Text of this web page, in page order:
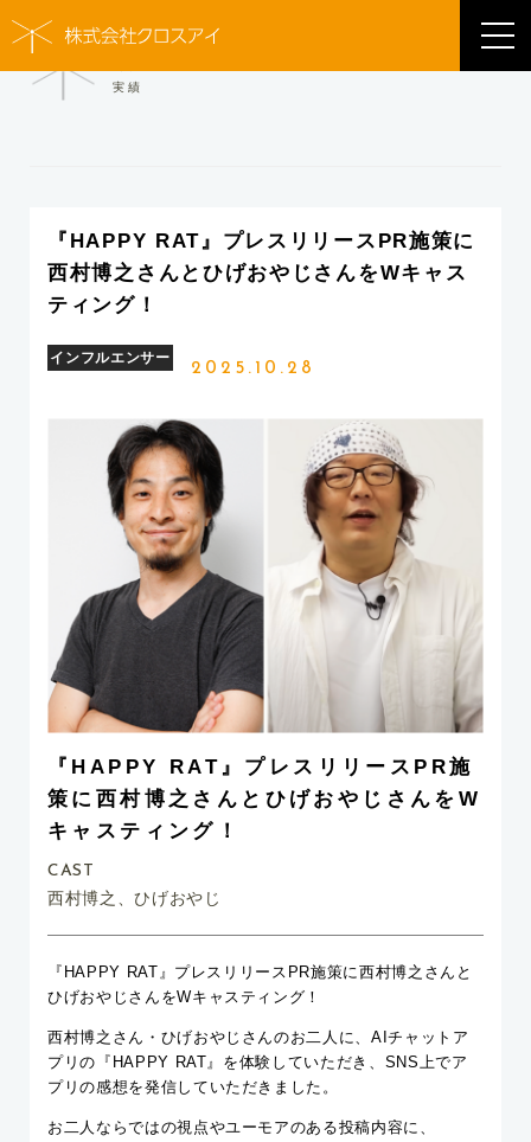
WORKS
実績
『HAPPY RAT』プレスリリースPR施策に
西村博之さんとひげおやじさんをWキャス
ティング！
インフルエンサー
2025.10.28
『HAPPY RAT』プレスリリースPR施
策に西村博之さんとひげおやじさんをW
キャスティング！
CAST
西村博之、ひげおやじ
『HAPPY RAT』プレスリリースPR施策に西村博之さんと
ひげおやじさんをWキャスティング！
西村博之さん・ひげおやじさんのお二人に、AIチャットア
プリの『HAPPY RAT』を体験していただき、SNS上でア
プリの感想を発信していただきました。
お二人ならではの視点やユーモアのある投稿内容に、